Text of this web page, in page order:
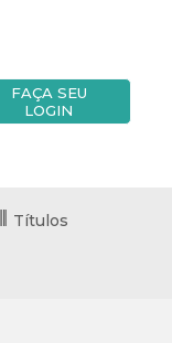
FAÇA SEU
LOGIN
Títulos